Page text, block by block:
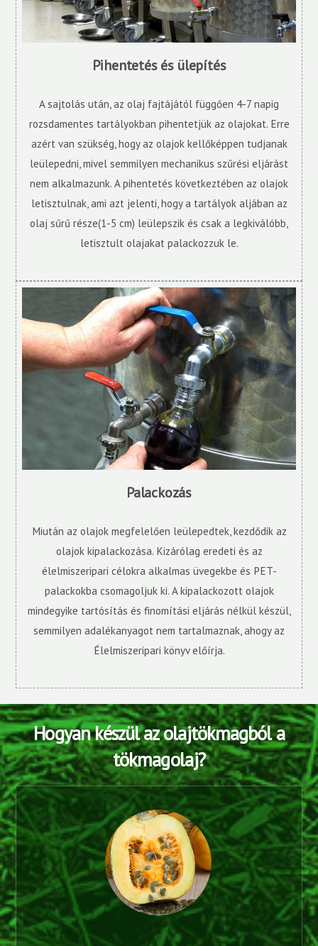
Pihentetés és ülepítés
A sajtolás után, az olaj fajtájától függően 4-7 napig
rozsdamentes tartályokban pihentetjük az olajokat. Erre
azért van szükség, hogy az olajok kellőképpen tudjanak
leülepedni, mivel semmilyen mechanikus szűrési eljárást
nem alkalmazunk. A pihentetés következtében az olajok
letisztulnak, ami azt jelenti, hogy a tartályok aljában az
olaj sűrű része(1-5 cm) leülepszik és csak a legkiválóbb,
letisztult olajakat palackozzuk le.
Palackozás
Miután az olajok megfelelően leülepedtek, kezdődik az
olajok kipalackozása. Kizárólag eredeti és az
élelmiszeripari célokra alkalmas üvegekbe és PET-
palackokba csomagoljuk ki. A kipalackozott olajok
mindegyike tartósítás és finomítási eljárás nélkül készül,
semmilyen adalékanyagot nem tartalmaznak, ahogy az
Élelmiszeripari könyv előírja.
Hogyan készül az olajtökmagból a
tökmagolaj?